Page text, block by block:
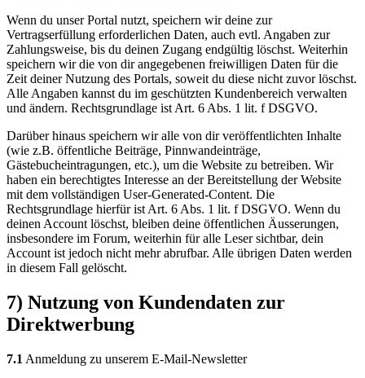
Wenn du unser Portal nutzt, speichern wir deine zur
Vertragserfüllung erforderlichen Daten, auch evtl. Angaben zur
Zahlungsweise, bis du deinen Zugang endgültig löschst. Weiterhin
speichern wir die von dir angegebenen freiwilligen Daten für die
Zeit deiner Nutzung des Portals, soweit du diese nicht zuvor löschst.
Alle Angaben kannst du im geschützten Kundenbereich verwalten
und ändern. Rechtsgrundlage ist Art. 6 Abs. 1 lit. f DSGVO.
Darüber hinaus speichern wir alle von dir veröffentlichten Inhalte
(wie z.B. öffentliche Beiträge, Pinnwandeinträge,
Gästebucheintragungen, etc.), um die Website zu betreiben. Wir
haben ein berechtigtes Interesse an der Bereitstellung der Website
mit dem vollständigen User-Generated-Content. Die
Rechtsgrundlage hierfür ist Art. 6 Abs. 1 lit. f DSGVO. Wenn du
deinen Account löschst, bleiben deine öffentlichen Äusserungen,
insbesondere im Forum, weiterhin für alle Leser sichtbar, dein
Account ist jedoch nicht mehr abrufbar. Alle übrigen Daten werden
in diesem Fall gelöscht.
7) Nutzung von Kundendaten zur
Direktwerbung
7.1 Anmeldung zu unserem E-Mail-Newsletter